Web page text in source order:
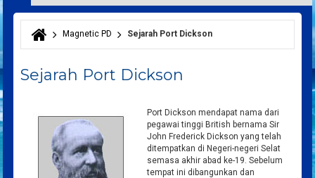
Anda di sini
Magnetic PD Sejarah Port Dickson
Sejarah Port Dickson
Port Dickson mendapat nama dari
pegawai tinggi British bernama Sir
John Frederick Dickson yang telah
ditempatkan di Negeri-negeri Selat
semasa akhir abad ke-19. Sebelum
tempat ini dibangunkan dan